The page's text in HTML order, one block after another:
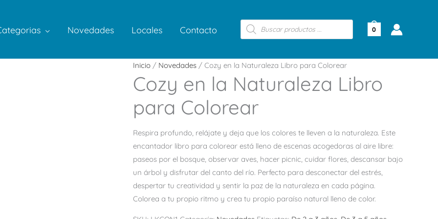
Novedades Locales Contacto
Búsqueda
de
productos
0
Inicio / Novedades / Cozy en la Naturaleza Libro para Colorear
Cozy en la Naturaleza Libro
para Colorear
Respira profundo, relájate y deja que los colores te lleven a la naturaleza. Este
encantador libro para colorear está lleno de escenas acogedoras al aire libre:
paseos por el bosque, observar aves, hacer picnic, cuidar flores, descansar bajo
un árbol y disfrutar del canto del río. Perfecto para desconectar del estrés,
despertar tu creatividad y sentir la paz de la naturaleza en cada página.
Colorea a tu propio ritmo y crea tu propio paraíso natural lleno de color.